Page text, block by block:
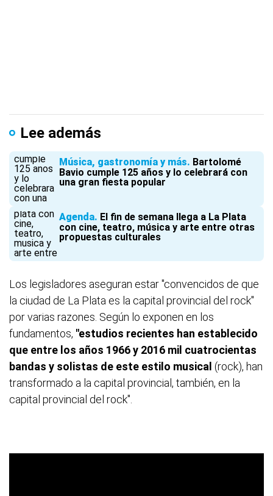
Lee además
Música, gastronomía y más Bartolomé
Bavio cumple 125 años y lo celebrará con
una gran fiesta popular
Agenda El fin de semana llega a La Plata
con cine, teatro, música y arte entre otras
propuestas culturales
Los legisladores aseguran estar "convencidos de que
la ciudad de La Plata es la capital provincial del rock"
por varias razones. Según lo exponen en los
fundamentos, "estudios recientes han establecido
que entre los años 1966 y 2016 mil cuatrocientas
bandas y solistas de este estilo musical (rock), han
transformado a la capital provincial, también, en la
capital provincial del rock".